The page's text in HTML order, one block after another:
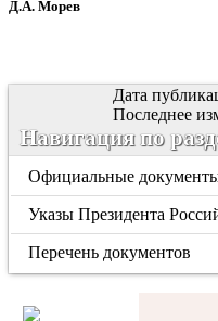
Д.А. Морев
Дата
Последнее
Навигация по
Официальные
Указы Президента
Перечень документов